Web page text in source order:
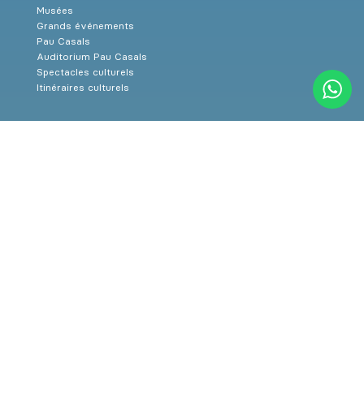
Musées
Grands événements
Pau Casals
Auditorium Pau Casals
Spectacles culturels
Itinéraires culturels